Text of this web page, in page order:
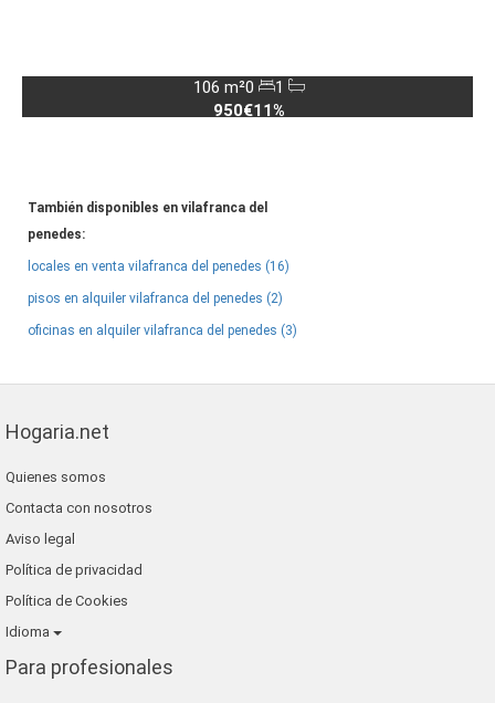
106 m²0
1
950€11%
También disponibles en vilafranca del
penedes:
locales en venta vilafranca del penedes (16)
pisos en alquiler vilafranca del penedes (2)
oficinas en alquiler vilafranca del penedes (3)
Hogaria.net
Quienes somos
Contacta con nosotros
Aviso legal
Política de privacidad
Política de Cookies
Idioma
Para profesionales